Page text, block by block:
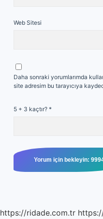
Web Sitesi
Daha sonraki yorumlarımda
site adresim bu tarayıcıya
5 + 3 kaçtır? *
https://ridade.com.tr